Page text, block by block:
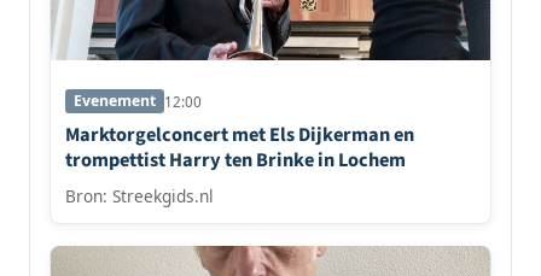
Evenement 12:00
Marktorgelconcert met Els Dijkerman en
trompettist Harry ten Brinke in Lochem
Bron: Streekgids.nl